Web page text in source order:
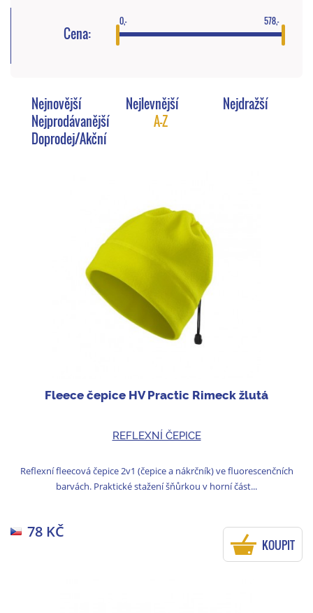
Cena:
0,- 578,-
Nejnovější Nejlevnější
Nejdražší
Nejprodávanější
A-Z
Doprodej/Akční
Fleece čepice HV Practic Rimeck žlutá
REFLEXNÍ ČEPICE
Reflexní fleecová čepice 2v1 (čepice a nákrčník) ve fluorescenčních
barvách. Praktické stažení šňůrkou v horní část...
78 KČ
KOUPIT